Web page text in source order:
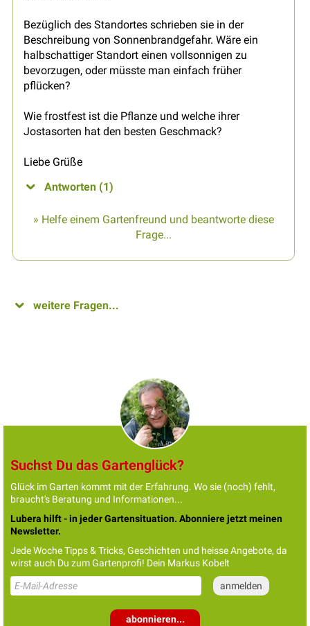
Bezüglich des Standortes schrieben sie in der
Beschreibung von Sonnenbrandgefahr. Wäre ein
halbschattiger Standort einen vollsonnigen zu
bevorzugen, oder müsste man einfach früher
pflücken?
Wie frostfest ist die Pflanze und welche ihrer
Jostasorten hat den besten Geschmack?
Liebe Grüße
Antworten (1)
» Helfe einem Gartenfreund und beantworte diese
Frage...
weitere Fragen...
Suchst Du das Gartenglück?
Glück im Garten kommt mit der Erfahrung. Wo sie (noch) fehlt,
braucht's Beratung und Informationen...
Lubera hilft - in jeder Gartensituation. Abonniere jetzt meinen
Newsletter.
Jede Woche Tipps & Tricks, Geschichten und heisse Angebote, da
wirst auch Du zum Gartenprofi! Dein Markus Kobelt
abonnieren...